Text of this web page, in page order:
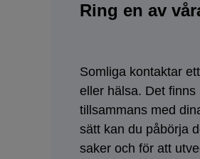
Ring en av
Somliga kontaktar
eller hälsa. Det
tillsammans med
sätt kan du påbörja
saker och för att